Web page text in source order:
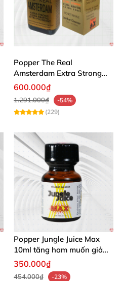
Popper The Real
Amsterdam Extra Strong
30ml
600.000₫
1.291.000₫
-54%
(229)
Popper Jungle Juice Max
10ml tăng ham muốn giảm
đau quan hệ
350.000₫
454.000₫
-23%